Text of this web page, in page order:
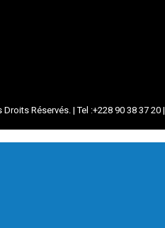
Réservés. | Tel :+228 90 38 37 20 |